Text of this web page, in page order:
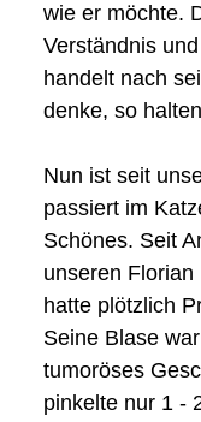
wie er möchte.
Verständnis
handelt nach
denke, so
Nun ist seit
passiert im
Schönes. Seit
unseren
hatte plötzlich
Seine Blase
tumoröses
pinkelte nur 1 -